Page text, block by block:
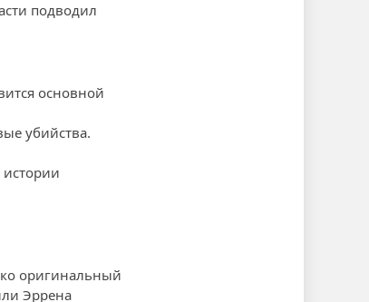
подводил
основной
убийства.
оригинальный
Эррена